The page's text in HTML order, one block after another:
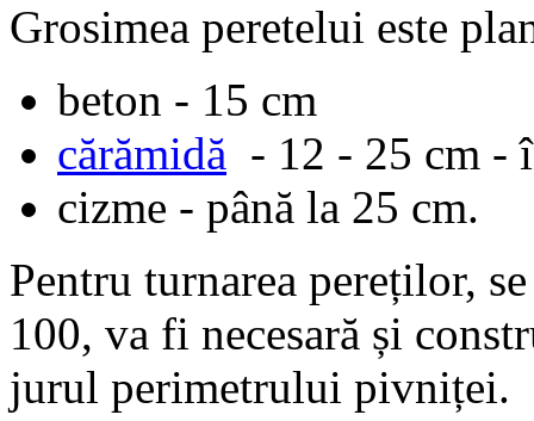
Grosimea peretelui este
beton - 15 cm
cărămidă - 12 - 25 cm -
cizme - până la 25 cm.
Pentru turnarea pereților,
100, va fi necesară și
jurul perimetrului pivniței.